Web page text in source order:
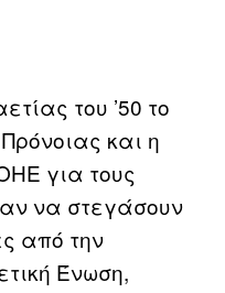
του ’50 το
και η
για τους
να στεγάσουν
από την
Ένωση,